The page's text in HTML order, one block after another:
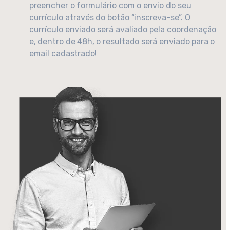
preencher o formulário com o envio do seu
currículo através do botão “inscreva-se”. O
currículo enviado será avaliado pela coordenação
e, dentro de 48h, o resultado será enviado para o
email cadastrado!